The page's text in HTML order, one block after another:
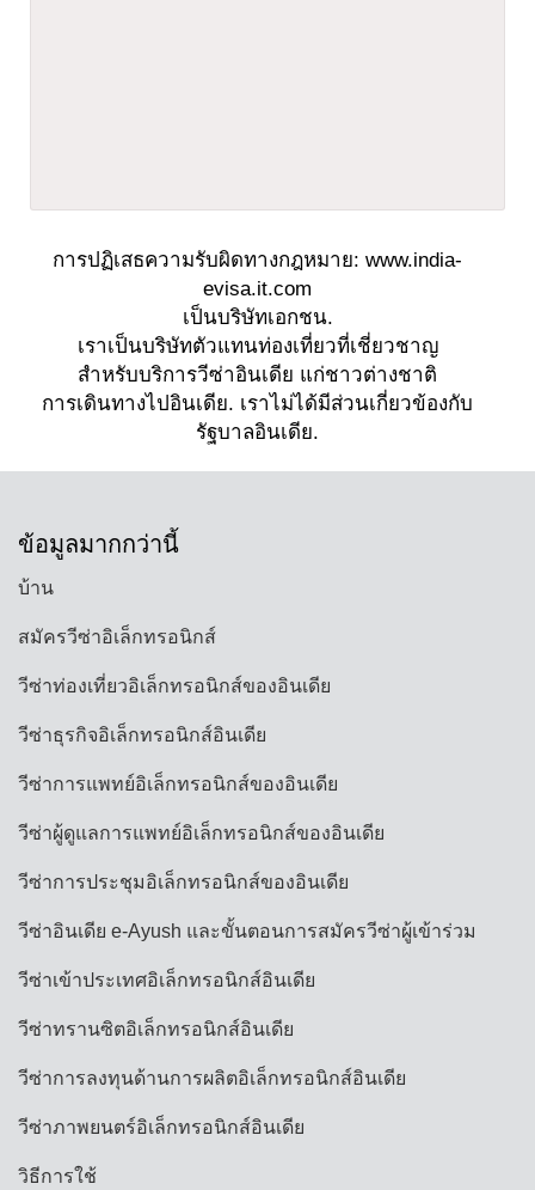
ข้อมูลมากกว่านี้
บ้าน
สมัครวีซ่าอิเล็กทรอนิกส์
วีซ่าท่องเที่ยวอิเล็กทรอนิกส์ของอินเดีย
วีซ่าธุรกิจอิเล็กทรอนิกส์อินเดีย
วีซ่าการแพทย์อิเล็กทรอนิกส์ของอินเดีย
วีซ่าผู้ดูแลการแพทย์อิเล็กทรอนิกส์ของอินเดีย
วีซ่าการประชุมอิเล็กทรอนิกส์ของอินเดีย
วีซ่าอินเดีย e-Ayush และขั้นตอนการสมัครวีซ่าผู้เข้าร่วม
วีซ่าเข้าประเทศอิเล็กทรอนิกส์อินเดีย
วีซ่าทรานซิตอิเล็กทรอนิกส์อินเดีย
วีซ่าการลงทุนด้านการผลิตอิเล็กทรอนิกส์อินเดีย
วีซ่าภาพยนตร์อิเล็กทรอนิกส์อินเดีย
วิธีการใช้